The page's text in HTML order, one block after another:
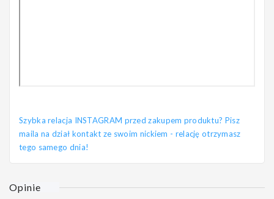
Szybka relacja INSTAGRAM przed zakupem produktu? Pisz
maila na dział kontakt ze swoim nickiem - relację otrzymasz
tego samego dnia!
Opinie